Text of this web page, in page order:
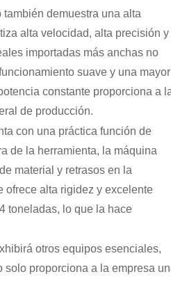
demuestra una alta
alta velocidad, alta precisión y
importadas más anchas no
suave y una mayor
constante proporciona a
de producción.
con una práctica función de
de la herramienta, la máquina
material y retrasos en la
ofrece alta rigidez y excelente
toneladas, lo que la hace
otros equipos esenciales,
proporciona a la empresa